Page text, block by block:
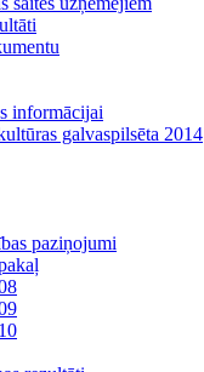
informācijai
galvaspilsēta 2014
paziņojumi